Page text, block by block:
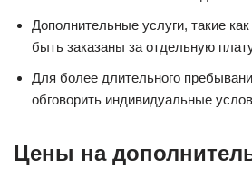
Дополнительные услуги, такие
быть заказаны за отдельную
Для более длительного
обговорить индивидуальные
Цены на